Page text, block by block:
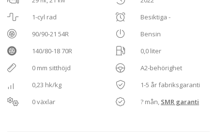
1-cyl rad
90/90-21 54R
140/80-18 70R
0 mm sitthöjd
0,23 hk/kg
0 växlar
Besiktiga -
Bensin
0,0 liter
A2-behörighet
1-5 år fabriksgaranti
? mån, SMR garanti